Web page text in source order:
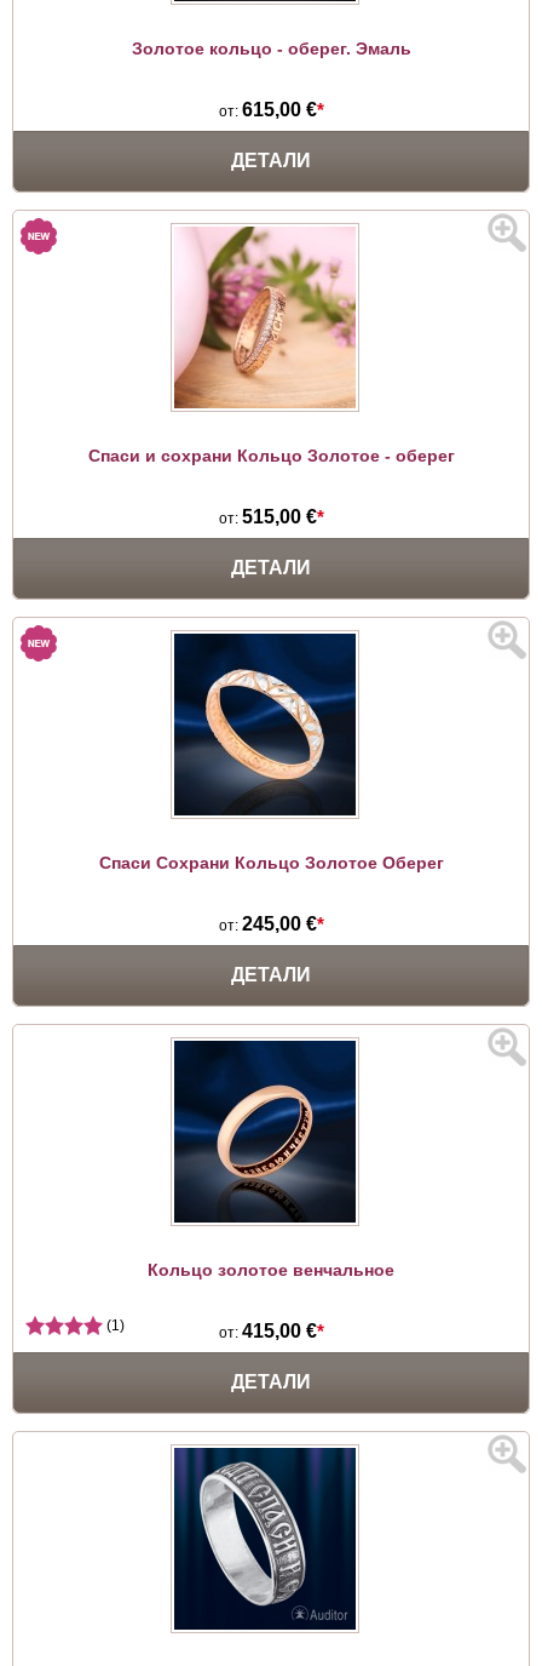
Золотое кольцо - оберег. Эмаль
от: 615,00 €*
ДЕТАЛИ
Спаси и сохрани Кольцо Золотое - оберег
от: 515,00 €*
ДЕТАЛИ
Спаси Сохрани Кольцо Золотое Оберег
от: 245,00 €*
ДЕТАЛИ
Кольцо золотое венчальное
от: 415,00 €*
(1)
ДЕТАЛИ